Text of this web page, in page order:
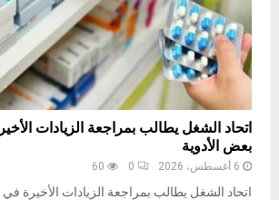
اتحاد الشغل يطالب بمراجعة الزيادات
بعض الأدوية
6 أغسطس، 2026 0
60
اتحاد الشغل يطالب بمراجعة الزيادات الأخيرة